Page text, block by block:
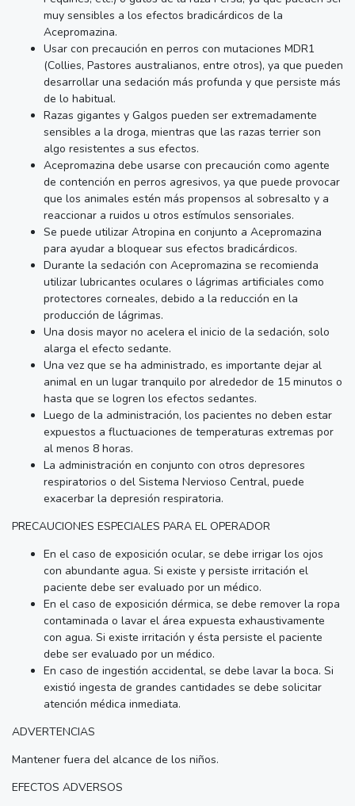
muy sensibles a los efectos bradicárdicos de la
Acepromazina.
Usar con precaución en perros con mutaciones MDR1
(Collies, Pastores australianos, entre otros), ya que pueden
desarrollar una sedación más profunda y que persiste más
de lo habitual.
Razas gigantes y Galgos pueden ser extremadamente
sensibles a la droga, mientras que las razas terrier son
algo resistentes a sus efectos.
Acepromazina debe usarse con precaución como agente
de contención en perros agresivos, ya que puede provocar
que los animales estén más propensos al sobresalto y a
reaccionar a ruidos u otros estímulos sensoriales.
Se puede utilizar Atropina en conjunto a Acepromazina
para ayudar a bloquear sus efectos bradicárdicos.
Durante la sedación con Acepromazina se recomienda
utilizar lubricantes oculares o lágrimas artificiales como
protectores corneales, debido a la reducción en la
producción de lágrimas.
Una dosis mayor no acelera el inicio de la sedación, solo
alarga el efecto sedante.
Una vez que se ha administrado, es importante dejar al
animal en un lugar tranquilo por alrededor de 15 minutos o
hasta que se logren los efectos sedantes.
Luego de la administración, los pacientes no deben estar
expuestos a fluctuaciones de temperaturas extremas por
al menos 8 horas.
La administración en conjunto con otros depresores
respiratorios o del Sistema Nervioso Central, puede
exacerbar la depresión respiratoria.
PRECAUCIONES ESPECIALES PARA EL OPERADOR
En el caso de exposición ocular, se debe irrigar los ojos
con abundante agua. Si existe y persiste irritación el
paciente debe ser evaluado por un médico.
En el caso de exposición dérmica, se debe remover la ropa
contaminada o lavar el área expuesta exhaustivamente
con agua. Si existe irritación y ésta persiste el paciente
debe ser evaluado por un médico.
En caso de ingestión accidental, se debe lavar la boca. Si
existió ingesta de grandes cantidades se debe solicitar
atención médica inmediata.
ADVERTENCIAS
Mantener fuera del alcance de los niños.
EFECTOS ADVERSOS